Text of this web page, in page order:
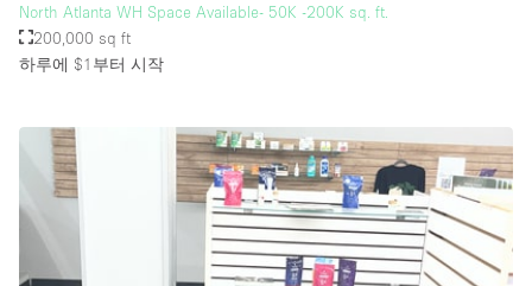
North Atlanta WH Space Available- 50K -200K sq. ft.
200,000 sq ft
하루에 $1 부터 시작